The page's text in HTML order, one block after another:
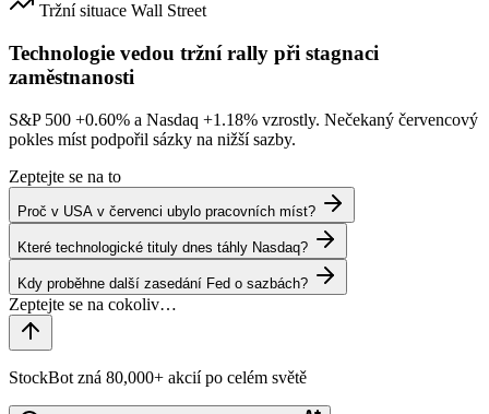
Tržní situace Wall Street
Technologie vedou tržní rally při stagnaci
zaměstnanosti
S&P 500 +0.60% a Nasdaq +1.18% vzrostly. Nečekaný červencový
pokles míst podpořil sázky na nižší sazby.
Zeptejte se na to
Proč v USA v červenci ubylo pracovních míst?
Které technologické tituly dnes táhly Nasdaq?
Kdy proběhne další zasedání Fed o sazbách?
StockBot zná 80,000+ akcií po celém světě